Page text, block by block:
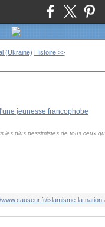
(Ukraine) Histoire >>
jeunesse francophobe
plus pessimistes de tous ceux
islamisme-la-